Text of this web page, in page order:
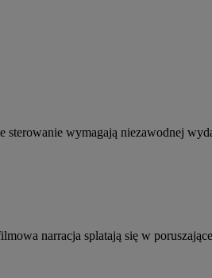
wymagają niezawodnej
narracja splatają się w